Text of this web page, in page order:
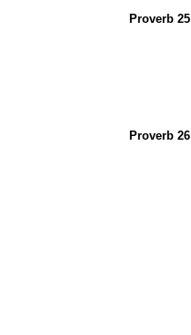
Proverb 25
Proverb 26